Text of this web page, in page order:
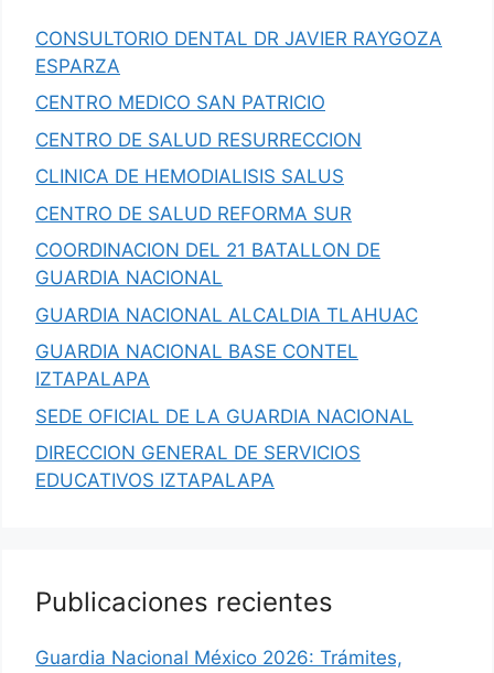
CONSULTORIO DENTAL DR JAVIER RAYGOZA
ESPARZA
CENTRO MEDICO SAN PATRICIO
CENTRO DE SALUD RESURRECCION
CLINICA DE HEMODIALISIS SALUS
CENTRO DE SALUD REFORMA SUR
COORDINACION DEL 21 BATALLON DE
GUARDIA NACIONAL
GUARDIA NACIONAL ALCALDIA TLAHUAC
GUARDIA NACIONAL BASE CONTEL
IZTAPALAPA
SEDE OFICIAL DE LA GUARDIA NACIONAL
DIRECCION GENERAL DE SERVICIOS
EDUCATIVOS IZTAPALAPA
Publicaciones recientes
Guardia Nacional México 2026: Trámites,